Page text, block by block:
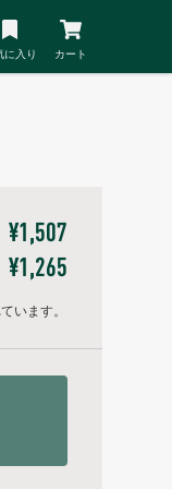
に入り カート
¥1,507
¥1,265
います。